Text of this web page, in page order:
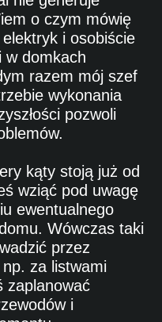
o czym mówię
i osobiście
w domkach
razem mój szef
wykonania
pozwoli
kąty stoją już od
wziąć pod uwagę
ewentualnego
Wówczas taki
przez
za listwami
zaplanować
i